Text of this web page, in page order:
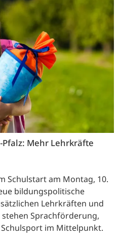
Mehr Lehrkräfte
Schulstart am Montag, 10.
bildungspolitische
Lehrkräften und
Sprachförderung,
im Mittelpunkt.